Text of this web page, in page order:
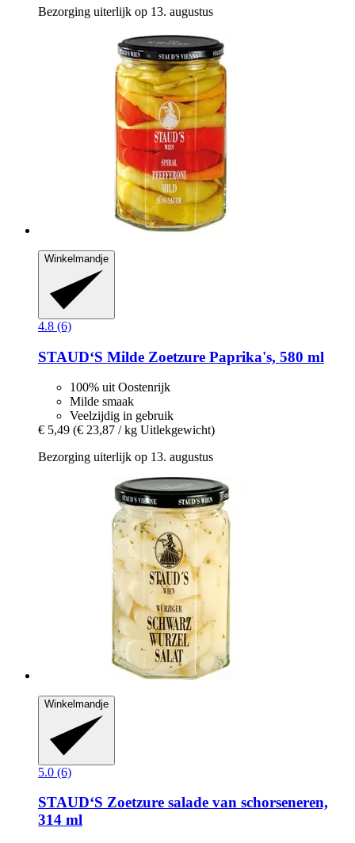
Bezorging uiterlijk op 13. augustus
Winkelmandje
4.8 (6)
STAUD‘S Milde Zoetzure Paprika's, 580 ml
100% uit Oostenrijk
Milde smaak
Veelzijdig in gebruik
€ 5,49 (€ 23,87 / kg Uitlekgewicht)
Bezorging uiterlijk op 13. augustus
Winkelmandje
5.0 (6)
STAUD‘S Zoetzure salade van schorseneren,
314 ml